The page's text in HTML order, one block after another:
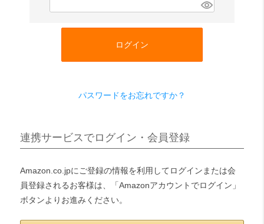
ログイン
パスワードをお忘れですか？
連携サービスでログイン・会員登録
Amazon.co.jpにご登録の情報を利用してログインまたは会
員登録されるお客様は、「Amazonアカウントでログイン」
ボタンよりお進みください。